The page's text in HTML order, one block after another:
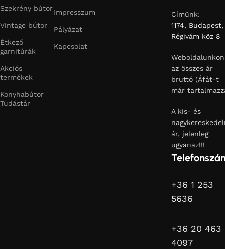
Szekrény bútor
Vintage bútor
Étkező
garnitúrák
Akciós
termékek
Konyhabútor
Tudástár
Impresszum
Pályázat
Kapcsolat
Címünk:
1174, Budapest,
Régivám köz 8
Weboldalunkon
az összes ár
bruttó (Áfát-t
már
A kis- és
ár, jelenleg
ugyanaz!!!
+36 1 253
5636
+36 20 463
4097